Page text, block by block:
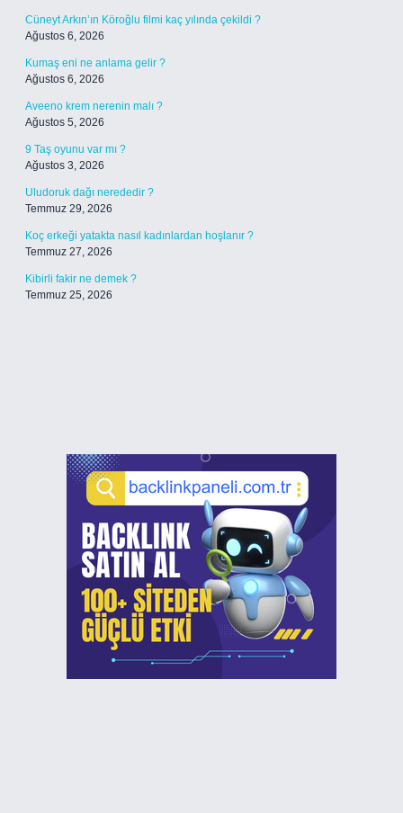
Cüneyt Arkın’ın Köroğlu filmi kaç yılında çekildi ?
Ağustos 6, 2026
Kumaş eni ne anlama gelir ?
Ağustos 6, 2026
Aveeno krem nerenin malı ?
Ağustos 5, 2026
9 Taş oyunu var mı ?
Ağustos 3, 2026
Uludoruk dağı nerededir ?
Temmuz 29, 2026
Koç erkeği yatakta nasıl kadınlardan hoşlanır ?
Temmuz 27, 2026
Kibirli fakir ne demek ?
Temmuz 25, 2026